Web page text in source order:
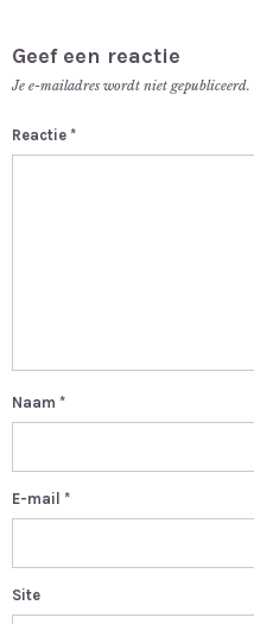
Geef een reactie
Je e-mailadres wordt niet gepubliceerd.
Reactie *
Naam *
E-mail *
Site